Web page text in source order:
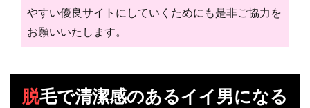
やすい優良サイトにしていくためにも是非ご協力を
お願いいたします。
脱毛で清潔感のあるイイ男になる